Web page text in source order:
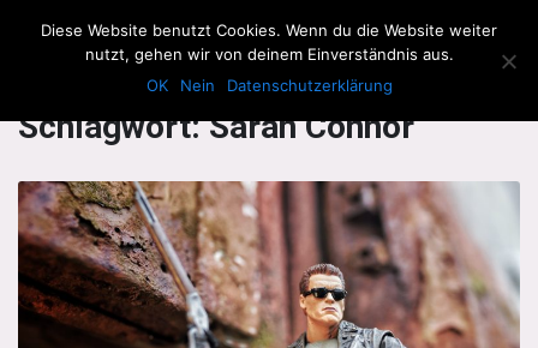
The Howling Men
Schlagwort:Sarah Connor
Diese Website benutzt Cookies. Wenn du die Website weiter
nutzt, gehen wir von deinem Einverständnis aus.
OK
Nein Datenschutzerklärung